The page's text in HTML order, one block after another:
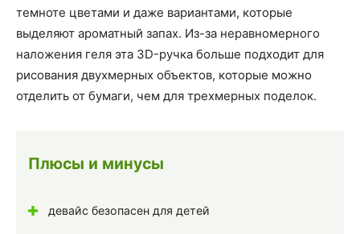
темноте цветами и даже вариантами, которые
выделяют ароматный запах. Из-за неравномерного
наложения геля эта 3D-ручка больше подходит для
рисования двухмерных объектов, которые можно
отделить от бумаги, чем для трехмерных поделок.
Плюсы и минусы
девайс безопасен для детей